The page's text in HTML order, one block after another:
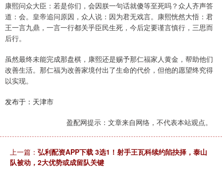
康熙问众大臣：若是你们，会因朕一句话就傻等至死吗？众人齐声答
道：会。皇帝追问原因，众人说：因为君无戏言。康熙恍然大悟：君
王一言九鼎，一言一行都关乎臣民生死，今后定要谨言慎行，三思而
后行。
虽然最终未能完成那盘棋，康熙还是赐予那仁福家人黄金，帮助他们
改善生活。那仁福为改善家境付出了生命的代价，但他的愿望终究得
以实现。
发布于：天津市
盈配网提示：文章来自网络，不代表本站观点。
上一篇： 弘利配资APP下载 3选1！射手王瓦科续约陷抉择，泰山
队被动，2大优势或成留队关键